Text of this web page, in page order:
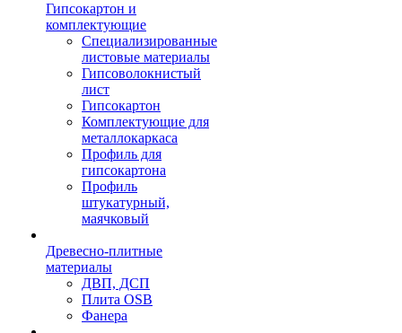
Гипсокартон и
комплектующие
Специализированные
листовые материалы
Гипсоволокнистый
лист
Гипсокартон
Комплектующие для
металлокаркаса
Профиль для
гипсокартона
Профиль
штукатурный,
маячковый
Древесно-плитные
материалы
ДВП, ДСП
Плита OSB
Фанера